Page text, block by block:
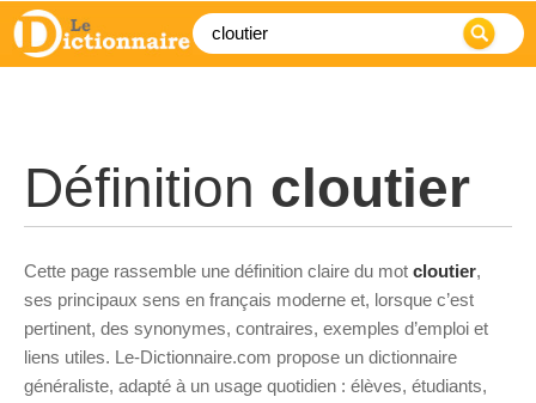
Définition cloutier
Cette page rassemble une définition claire du mot cloutier,
ses principaux sens en français moderne et, lorsque c’est
pertinent, des synonymes, contraires, exemples d’emploi et
liens utiles. Le-Dictionnaire.com propose un dictionnaire
généraliste, adapté à un usage quotidien : élèves, étudiants,